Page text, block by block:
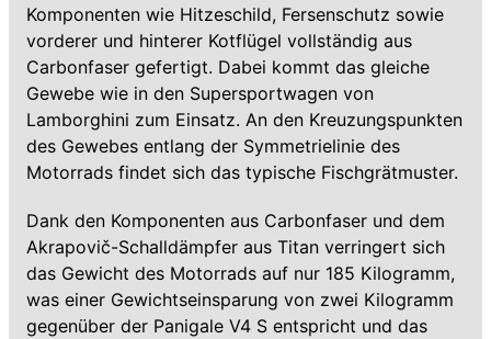
Komponenten wie Hitzeschild, Fersenschutz sowie
vorderer und hinterer Kotflügel vollständig aus
Carbonfaser gefertigt. Dabei kommt das gleiche
Gewebe wie in den Supersportwagen von
Lamborghini zum Einsatz. An den Kreuzungspunkten
des Gewebes entlang der Symmetrielinie des
Motorrads findet sich das typische Fischgrätmuster.
Dank den Komponenten aus Carbonfaser und dem
Akrapovič-Schalldämpfer aus Titan verringert sich
das Gewicht des Motorrads auf nur 185 Kilogramm,
was einer Gewichtseinsparung von zwei Kilogramm
gegenüber der Panigale V4 S entspricht und das